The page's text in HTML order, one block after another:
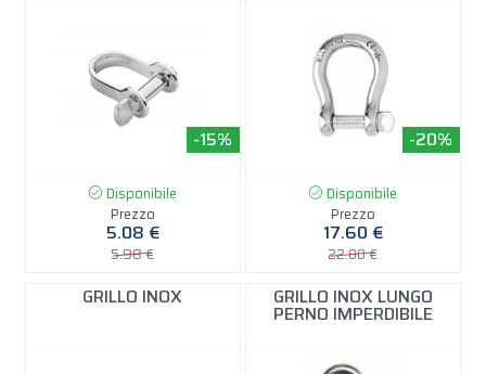
-15%
Disponibile
Prezzo
5.08 €
5.98 €
-20%
Disponibile
Prezzo
17.60 €
22.00 €
GRILLO INOX GRILLO INOX LUNGO
PERNO IMPERDIBILE